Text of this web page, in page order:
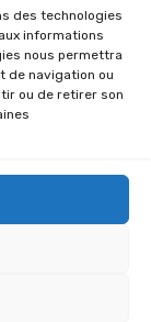
des technologies
informations
nous permettra
de navigation ou
ou de retirer son
du
(UE)